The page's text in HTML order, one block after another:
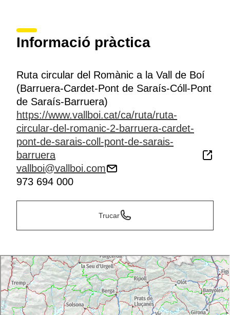
Informació pràctica
Ruta circular del Romànic a la Vall de Boí
(Barruera-Cardet-Pont de Saraís-Cóll-Pont
de Saraís-Barruera)
https://www.vallboi.cat/ca/ruta/ruta-
circular-del-romanic-2-barruera-cardet-
pont-de-sarais-coll-pont-de-sarais-
barruera
vallboi@vallboi.com
973 694 000
Trucar